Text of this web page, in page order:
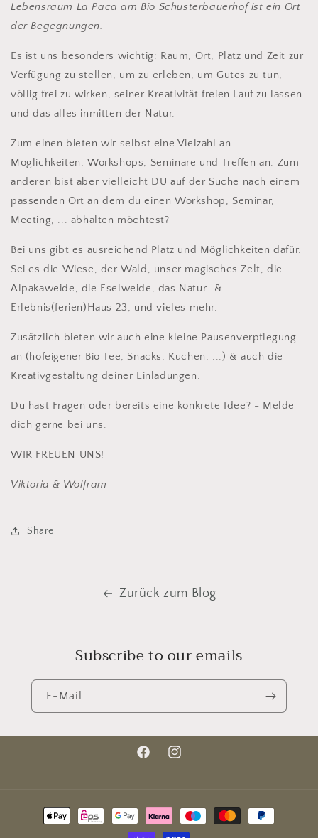
Lebensraum La Paca am Bio Schusterbauerhof ist ein Ort
der Begegnungen.
Es ist uns besonders wichtig: Raum, Ort, Platz und Zeit zur
Verfügung zu stellen, um zu erleben, um Gutes zu tun,
völlig frei zu wirken, seiner Kreativität freien Lauf zu lassen
und das alles inmitten der Natur.
Zum einen bieten wir selbst eine Vielzahl an
Möglichkeiten, Workshops, Seminare und Treffen an. Zum
anderen bist aber vielleicht DU auf der Suche nach einem
passenden Ort an dem du einen Workshop, Seminar,
Meeting, ... abhalten möchtest?
Bei uns gibt es ausreichend Platz und Möglichkeiten dafür.
Sei es die Wiese, der Wald, unser magisches Zelt, die
Alpakaweide, die Eselweide, das Natur- &
Erlebnis(ferien)Haus 23, und vieles mehr.
Zusätzlich bieten wir auch eine kleine Pausenverpflegung
an (hofeigener Bio Tee, Snacks, Kuchen, ...) & auch die
Kreativgestaltung deiner Einladungen.
Du hast Fragen oder bereits eine konkrete Idee? - Melde
dich gerne bei uns.
WIR FREUEN UNS!
Viktoria & Wolfram
Share
Zurück zum Blog
Subscribe to our emails
E-Mail
FacebookInstagram
Zahlungsmethoden